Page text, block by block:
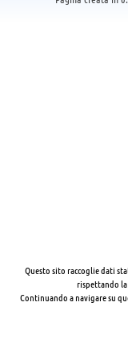
Questo sito raccoglie dati
rispettando
Continuando a navigare su